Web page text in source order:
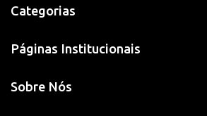
Categorias
Páginas Institucionais
Sobre Nós